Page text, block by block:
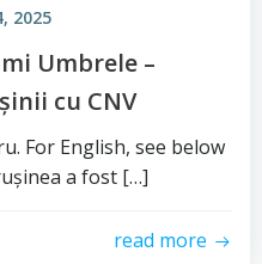
2025
Umbrele –
cu CNV
For English, see below
a fost […]
read more